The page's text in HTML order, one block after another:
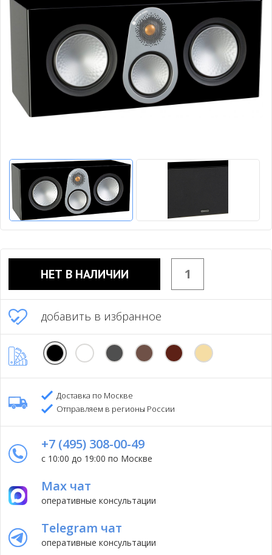
НЕТ В НАЛИЧИИ
добавить в избранное
Доставка по Москве
Отправляем в регионы России
+7 (495) 308-00-49
с 10:00 до 19:00 по Москве
Max чат
оперативные консультации
Telegram чат
оперативные консультации